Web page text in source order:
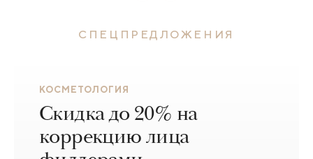
СПЕЦПРЕДЛОЖЕНИЯ
КОСМЕТОЛОГИЯ
Скидка до 20% на
коррекцию лица